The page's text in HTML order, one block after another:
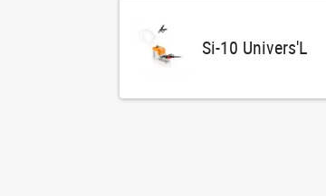
Si-10 Univers'L